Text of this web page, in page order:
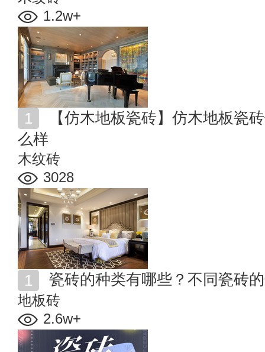
1.2w+
么样
木纹砖
3028
瓷砖的种类有哪些？不同瓷砖
地板砖
2.6w+